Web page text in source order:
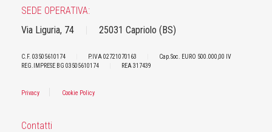
SEDE OPERATIVA:
Via Liguria, 74
25031 Capriolo (BS)
C.F. 03505610174 P.IVA 02721070163
Cap.Soc. EURO 500.000,00 IV
REG.IMPRESE BG 03505610174
REA 317439
Privacy Cookie Policy
Contatti